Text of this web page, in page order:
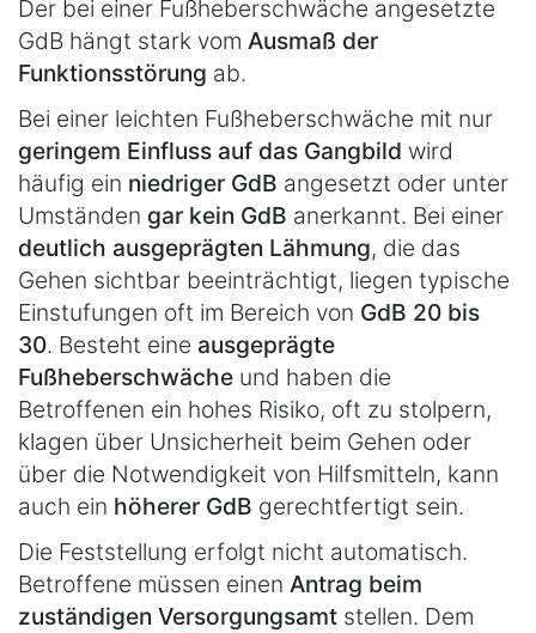
Der bei einer Fußheberschwäche angesetzte
GdB hängt stark vom Ausmaß der
Funktionsstörung ab.
Bei einer leichten Fußheberschwäche mit nur
geringem Einfluss auf das Gangbild wird
häufig ein niedriger GdB angesetzt oder unter
Umständen gar kein GdB anerkannt. Bei einer
deutlich ausgeprägten Lähmung, die das
Gehen sichtbar beeinträchtigt, liegen typische
Einstufungen oft im Bereich von GdB 20 bis
30. Besteht eine ausgeprägte
Fußheberschwäche und haben die
Betroffenen ein hohes Risiko, oft zu stolpern,
klagen über Unsicherheit beim Gehen oder
über die Notwendigkeit von Hilfsmitteln, kann
auch ein höherer GdB gerechtfertigt sein.
Die Feststellung erfolgt nicht automatisch.
Betroffene müssen einen Antrag beim
zuständigen Versorgungsamt stellen. Dem